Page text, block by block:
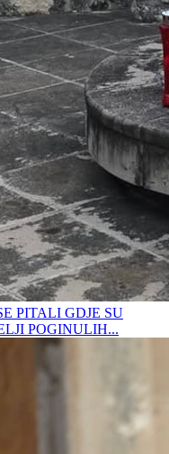
PITALI GDJE SU
POGINULIH...